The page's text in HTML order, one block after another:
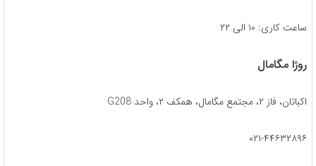
ساعت کاری: ۱۰ الی ۲۲
روژا مگامال
اکباتان، فاز ۲، مجتمع مگامال، همکف ۲، واحد G208
۰۲۱-۴۴۶۳۲۸۹۶